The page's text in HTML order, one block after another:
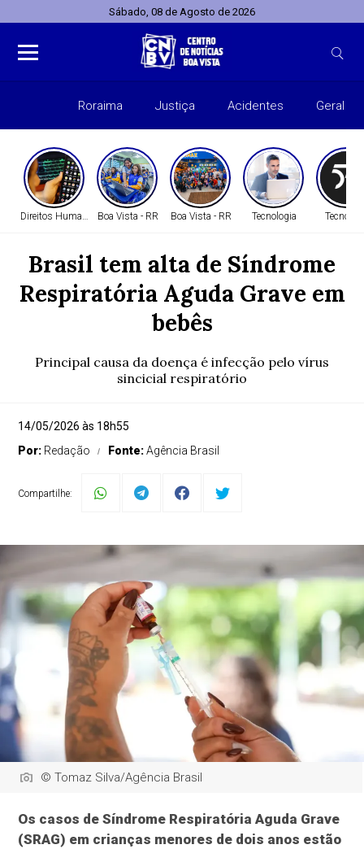
Sábado, 08 de Agosto de 2026
Roraima Justiça Acidentes Geral
Direitos HumanosBoa Vista - RR Boa Vista - RR Tecnologia
Brasil tem alta de Síndrome
Respiratória Aguda Grave em
bebês
Principal causa da doença é infecção pelo vírus
sincicial respiratório
14/05/2026 às 18h55
Por: Redação Fonte:Agência Brasil
Compartilhe:
© Tomaz Silva/Agência Brasil
Os casos de Síndrome Respiratória Aguda Grave
(SRAG) em crianças menores de dois anos estão